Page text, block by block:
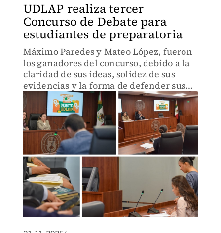
UDLAP realiza tercer
Concurso de Debate para
estudiantes de preparatoria
Máximo Paredes y Mateo López, fueron
los ganadores del concurso, debido a la
claridad de sus ideas, solidez de sus
evidencias y la forma de defender sus
argumentos.